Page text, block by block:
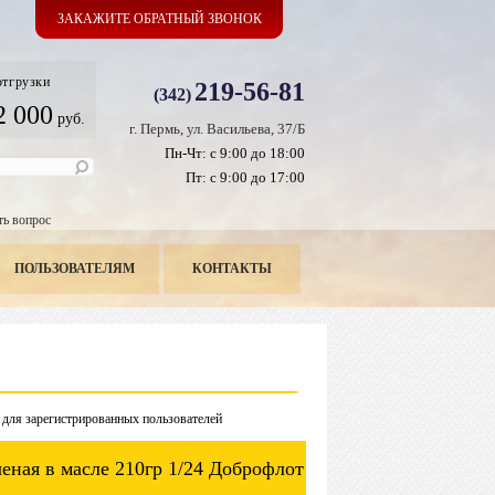
(342) 219-56-81
г. Пермь, ул. Васильева, 37/Б
Пн-Чт: с 9:00 до 18:00
Пт: с 9:00 до 17:00
000 руб.
вопрос
ПОЛЬЗОВАТЕЛЯМ КОНТАКТЫ
ЗАКАЖИТЕ ОБРАТНЫЙ ЗВОНОК
зарегистрированных пользователей
в масле 210гр 1/24 Доброфлот